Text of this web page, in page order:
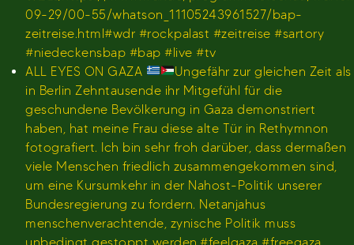
09-29/00-55/whatson_11105243961527/bap-
zeitreise.html#wdr #rockpalast #zeitreise #sartory
#niedeckensbap #bap #live #tv
ALL EYES ON GAZA
Ungefähr zur gleichen Zeit als
in Berlin Zehntausende ihr Mitgefühl für die
geschundene Bevölkerung in Gaza demonstriert
haben, hat meine Frau diese alte Tür in Rethymnon
fotografiert. Ich bin sehr froh darüber, dass dermaßen
viele Menschen friedlich zusammengekommen sind,
um eine Kursumkehr in der Nahost-Politik unserer
Bundesregierung zu fordern. Netanjahus
menschenverachtende, zynische Politik muss